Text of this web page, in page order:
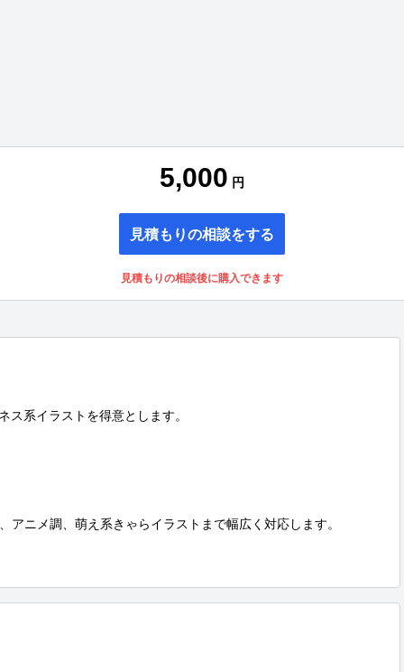
5,000 円
見積もりの相談をする
見積もりの相談後に購入できます
ス系イラストを得意とします。
アニメ調、萌え系きゃらイラストまで幅広く対応します。